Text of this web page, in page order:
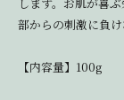
部からの刺激に負け
【内容量】100g